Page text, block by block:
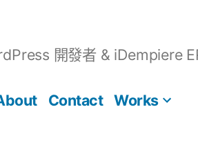
開發者 & iDempiere
Contact Works